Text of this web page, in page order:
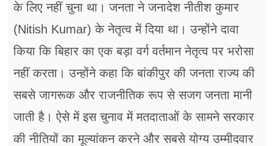
के लिए नहीं चुना था। जनता ने जनादेश नीतीश कुमार
(Nitish Kumar) के नेतृत्व में दिया था। उन्होंने दावा
किया कि बिहार का एक बड़ा वर्ग वर्तमान नेतृत्व पर भरोसा
नहीं करता। उन्होंने कहा कि बांकीपुर की जनता राज्य की
सबसे जागरूक और राजनीतिक रूप से सजग जनता मानी
जाती है। ऐसे में इस चुनाव में मतदाताओं के सामने सरकार
की नीतियों का मूल्यांकन करने और सबसे योग्य उम्मीदवार